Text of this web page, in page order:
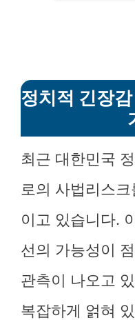
정치적 긴장
최근 대한민국
로의 사법리스
이고 있습니다.
선의 가능성이
관측이 나오고
복잡하게 얽혀